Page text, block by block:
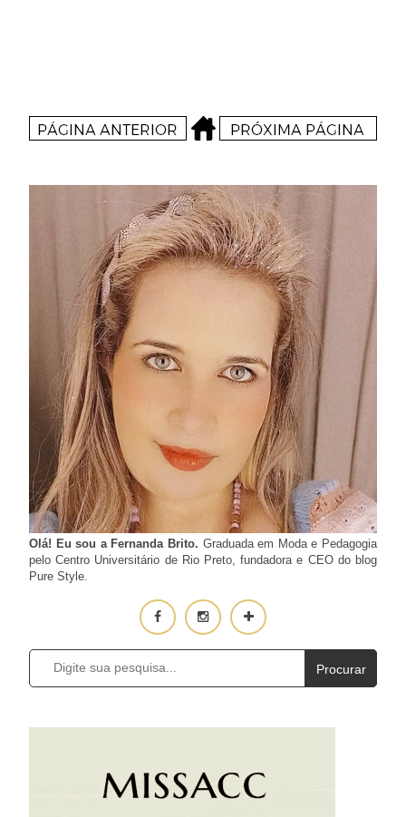
Olá! Eu sou a Fernanda Brito. Graduada em Moda e Pedagogia
pelo Centro Universitário de Rio Preto, fundadora e CEO do blog
Pure Style.
Procurar